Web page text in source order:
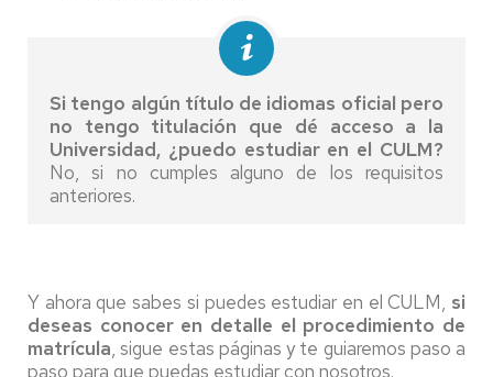
Si tengo algún título de idiomas oficial pero
no tengo titulación que dé acceso a la
Universidad, ¿puedo estudiar en el CULM?
No, si no cumples alguno de los requisitos
anteriores.
Y ahora que sabes si puedes estudiar en el CULM, si
deseas conocer en detalle el procedimiento de
matrícula, sigue estas páginas y te guiaremos paso a
paso para que puedas estudiar con nosotros.